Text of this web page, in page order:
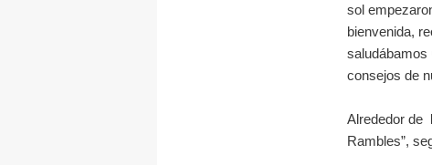
sol
bienvenida,
saludábamos
consejos de
Alrededor de
Rambles”,